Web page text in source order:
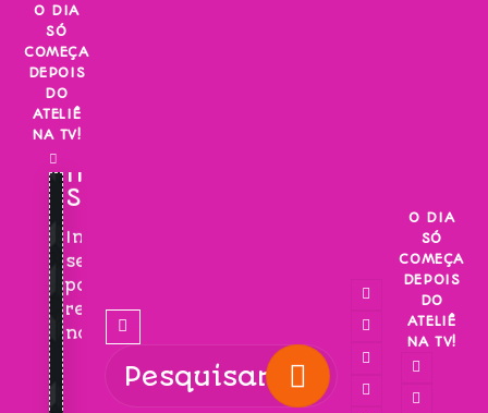
Skip
content
O DIA
SÓ
COMEÇA
DEPOIS
DO
ATELIÊ
NA TV!
INSCREVA-
SE!
Inscreva-
se
para
receber
novidades!
O DIA
SÓ
COMEÇA
DEPOIS
DO
ATELIÊ
NA TV!